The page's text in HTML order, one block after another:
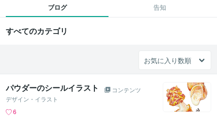
ブログ 告知
すべてのカテゴリ
パウダーのシールイラスト
コンテンツ
デザイン・イラスト
6